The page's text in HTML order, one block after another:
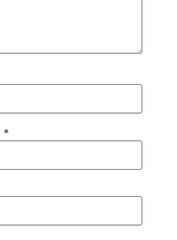
*